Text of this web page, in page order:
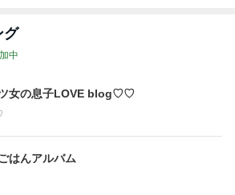
グ
中
女の息子LOVE blog♡♡
はんアルバム